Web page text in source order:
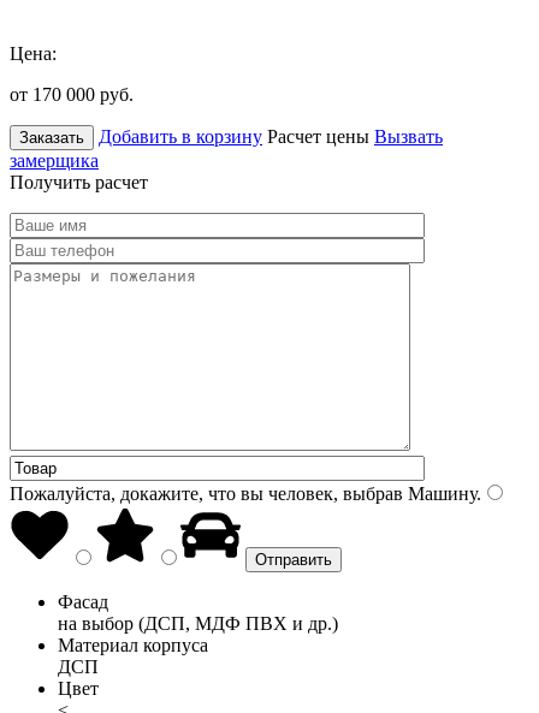
Цена:
от 170 000 руб.
Заказать Добавить в корзину Расчет цены Вызвать
замерщика
Получить расчет
Пожалуйста, докажите, что вы человек, выбрав Машину.
Фасад
на выбор (ДСП, МДФ ПВХ и др.)
Материал корпуса
ДСП
Цвет